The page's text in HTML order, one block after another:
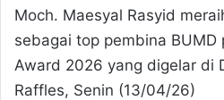
Moch. Maesyal Rasyid
sebagai top pembina BUMD
Award 2026 yang digelar di
Raffles, Senin (13/04/26)